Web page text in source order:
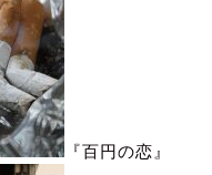
『百円の恋』